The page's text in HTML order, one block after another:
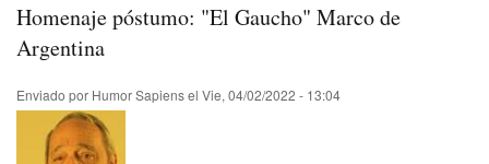
Homenaje póstumo: "El Gaucho" Marco de
Argentina
Enviado por Humor Sapiensel Vie, 04/02/2022 - 13:04